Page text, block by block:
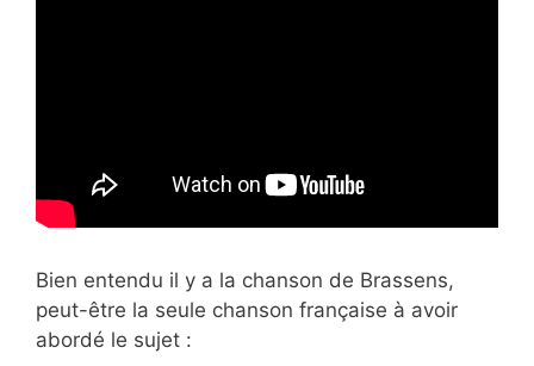
Bien entendu il y a la chanson de Brassens,
peut-être la seule chanson française à avoir
abordé le sujet :